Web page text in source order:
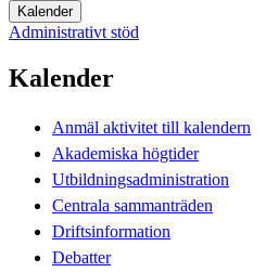
Kalender
Administrativt stöd
Kalender
Anmäl aktivitet till kalendern
Akademiska högtider
Utbildningsadministration
Centrala sammanträden
Driftsinformation
Debatter